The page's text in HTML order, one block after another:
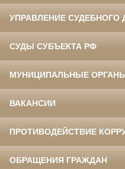
УПРАВЛЕНИЕ СУДЕБНОГО
СУДЫ СУБЪЕКТА РФ
МУНИЦИПАЛЬНЫЕ
ВАКАНСИИ
ПРОТИВОДЕЙСТВИЕ
ОБРАЩЕНИЯ ГРАЖДАН